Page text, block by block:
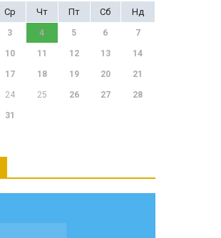
Ср Чт Пт Сб Нд
3 4 5 6 7
10 11 12 13 14
17 18 19 20 21
24 25 26 27 28
31